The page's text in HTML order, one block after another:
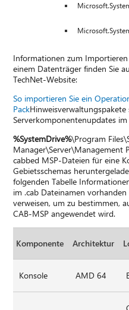
Informationen zum
einem Datenträger finden Sie
TechNet-Website:
So importieren Sie ein
PackHinweisverwaltungspakete
Serverkomponentenupdates
%SystemDrive%\Program
Manager\Server\Management
cabbed MSP-Dateien für eine
Gebietsschemas
folgenden Tabelle
im .cab Dateinamen
verweisen, um zu bestimmen,
CAB-MSP angewendet wird.
Komponente Architektur
Konsole AMD 64